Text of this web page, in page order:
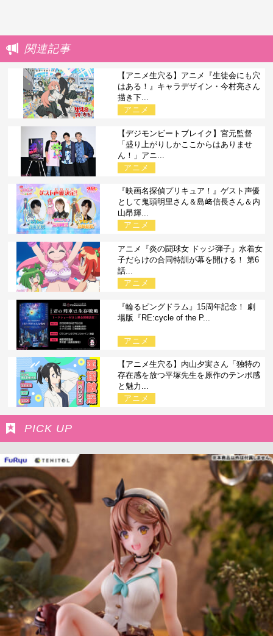
関連記事
【アニメ生穴る】アニメ『生徒会にも穴
はある！』キャラデザイン・今村亮さん
描き下...
アニメ
【デジモンビートブレイク】宮元監督
「盛り上がりしかここからはありませ
ん！」アニ...
アニメ
『映画名探偵プリキュア！』ゲスト声優
として鬼頭明里さん＆島﨑信長さん＆内
山昂輝...
アニメ
アニメ『炎の闘球女 ドッジ弾子』水着女
子だらけの合同特訓が幕を開ける！ 第6
話...
アニメ
『輪るピングドラム』15周年記念！ 劇
場版『RE:cycle of the P...
アニメ
【アニメ生穴る】内山夕実さん「独特の
存在感を放つ平塚先生を原作のテンポ感
と魅力...
アニメ
PICK UP